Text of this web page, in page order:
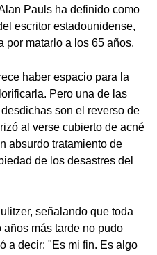
Pauls ha definido como
escritor estadounidense,
por matarlo a los 65 años.
haber espacio para la
Pero una de las
son el reverso de
al verse cubierto de acné
absurdo tratamiento de
de los desastres del
señalando que toda
más tarde no pudo
a decir: "Es mi fin. Es algo